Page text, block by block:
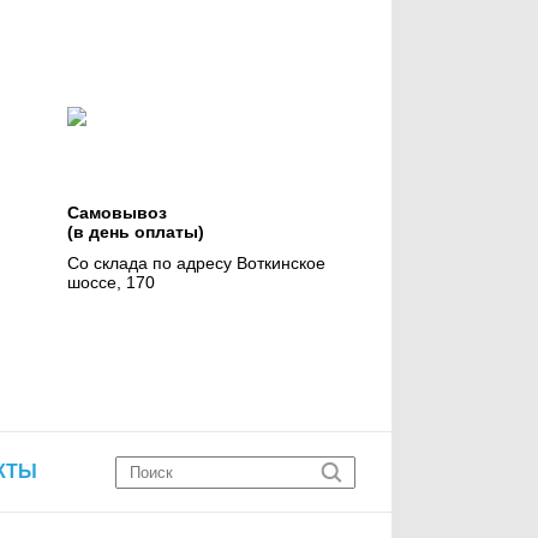
Самовывоз
(в день оплаты)
Со склада по адресу Воткинское
шоссе, 170